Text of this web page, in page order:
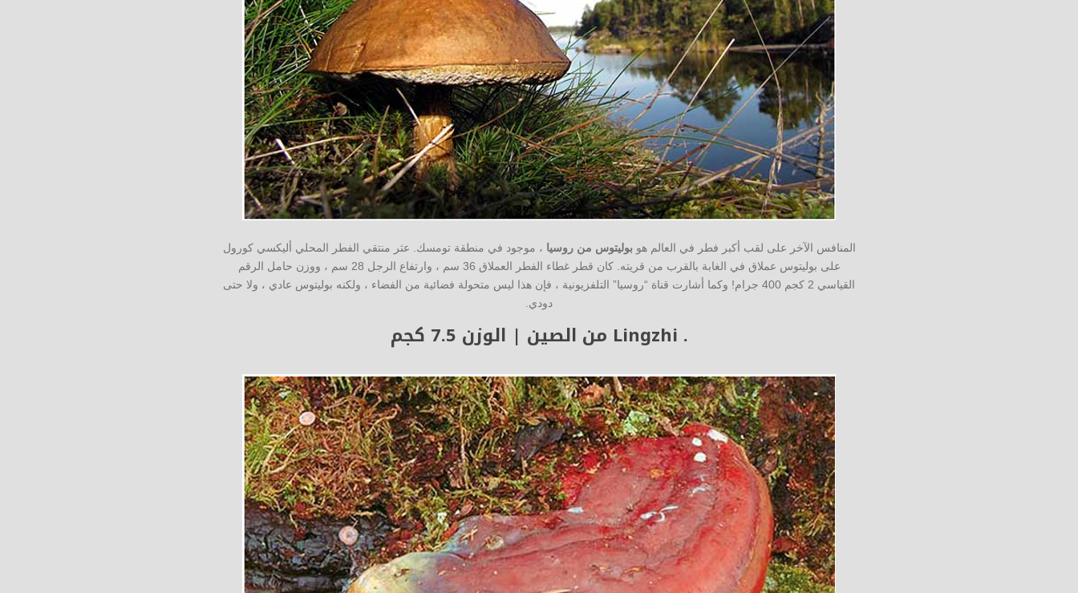
المنافس الآخر على لقب أكبر فطر في العالم هوبوليتوس من روسيا ، موجود في منطقة تومسك. عثر منتقي الفطر المحلي أليكسي كورول
على بوليتوس عملاق في الغابة بالقرب من قريته. كان قطر غطاء الفطر العملاق 36 سم ، وارتفاع الرجل 28 سم ، ووزن حامل الرقم
القياسي 2 كجم 400 جرام! وكما أشارت قناة “روسيا” التلفزيونية ، فإن هذا ليس متحولة فضائية من الفضاء ، ولكنه بوليتوس عادي ، ولا حتى
دودي.
. Lingzhi من الصين | الوزن 7.5 كجم